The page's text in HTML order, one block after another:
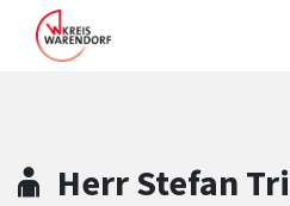
Zum Header
Zum Hauptinhalt
Zum Footer
Zum Hauptinhalt springen
Herr Stefan